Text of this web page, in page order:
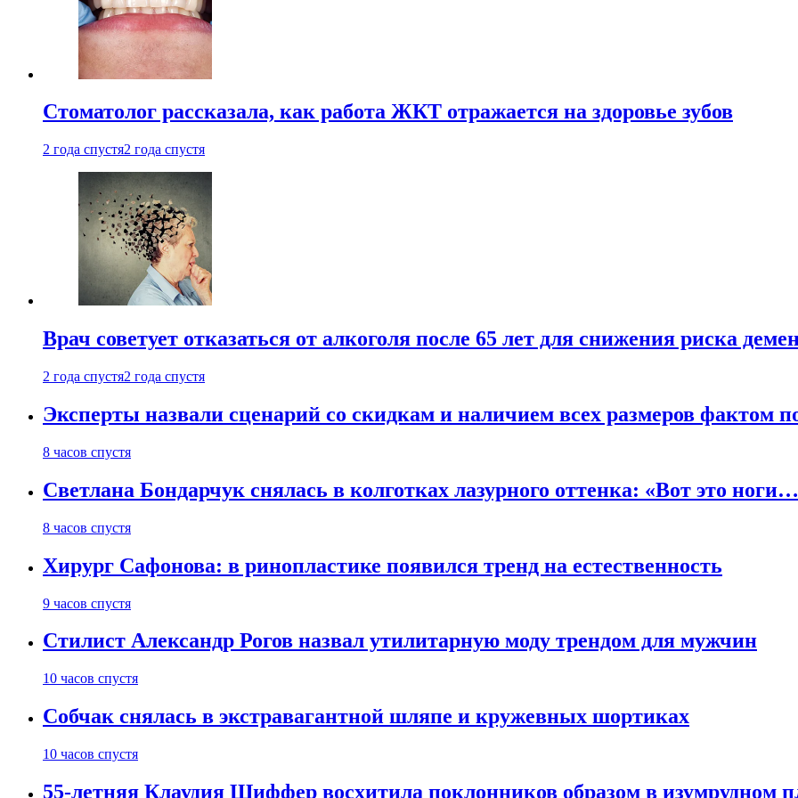
Стоматолог рассказала, как работа ЖКТ отражается на здоровье зубов
2 года спустя2 года спустя
Врач советует отказаться от алкоголя после 65 лет для снижения риска
2 года спустя2 года спустя
Эксперты назвали сценарий со скидкам и наличием всех размеров фактом
8 часов спустя
Светлана Бондарчук снялась в колготках лазурного оттенка: «Вот это
8 часов спустя
Хирург Сафонова: в ринопластике появился тренд на естественность
9 часов спустя
Стилист Александр Рогов назвал утилитарную моду трендом для мужчин
10 часов спустя
Собчак снялась в экстравагантной шляпе и кружевных шортиках
10 часов спустя
55-летняя Клаудия Шиффер восхитила поклонников образом в изумрудном